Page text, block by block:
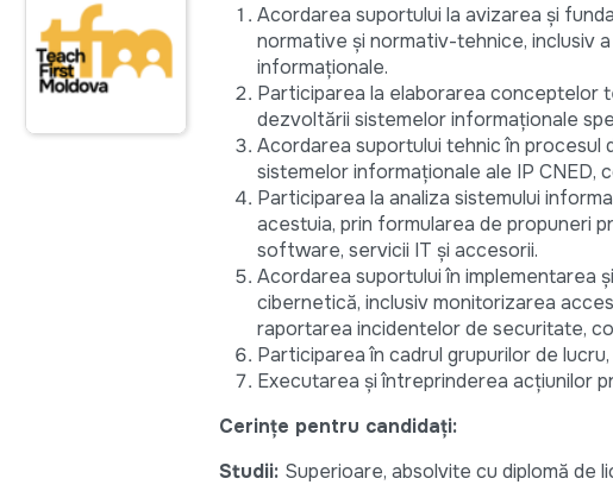
Acordarea suportului la avizarea și
normative și normativ-tehnice, inclusiv
informaționale.
Participarea la elaborarea conceptelor
dezvoltării sistemelor informaționale
Acordarea suportului tehnic în procesul
sistemelor informaționale ale IP CNED,
Participarea la analiza sistemului
acestuia, prin formularea de propuneri
software, servicii IT și accesorii.
Acordarea suportului în implementarea
cibernetică, inclusiv monitorizarea
raportarea incidentelor de securitate,
Participarea în cadrul grupurilor de
Executarea și întreprinderea acțiunilor
Cerințe pentru candidați:
Studii: Superioare, absolvite cu diplomă de